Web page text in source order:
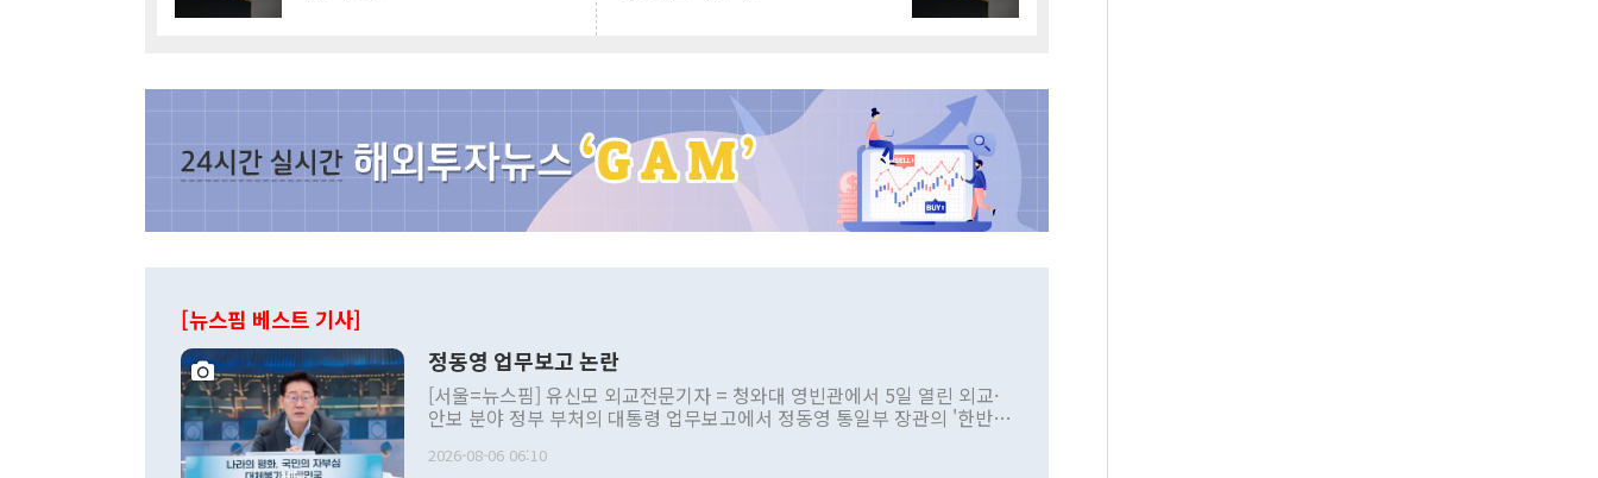
[뉴스핌 베스트 기사]
정동영 업무보고 논란
[서울=뉴스핌] 유신모 외교전문기자 = 청와대 영빈관에서 5일 열린 외교·
안보 분야 정부 부처의 대통령 업무보고에서 정동영 통일부 장관의 '한반도
발언 중에는 정부 내 조율을 거치지 않은 사안을 정책으로 추진하겠다고 공
2026-08-06 06:10